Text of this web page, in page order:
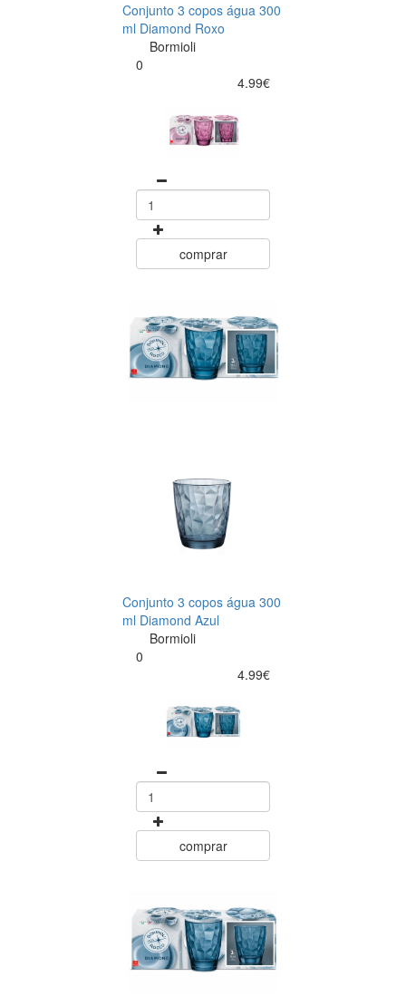
Conjunto 3 copos água 300
ml Diamond Roxo
Bormioli
0
4.99€
comprar
Conjunto 3 copos água 300
ml Diamond Azul
Bormioli
0
4.99€
comprar